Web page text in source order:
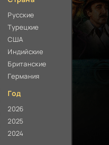
Русские
Турецкие
США
Индийские
Британские
Германия
Год
2026
2025
2024